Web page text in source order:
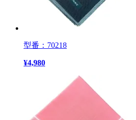
型番：70218
¥4,980